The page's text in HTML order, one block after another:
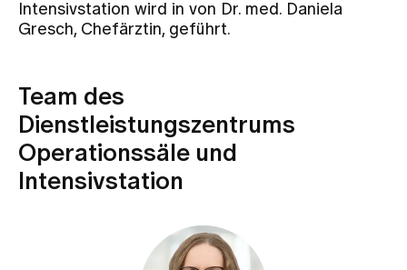
Jobs & Karriere
Babygalerie
Blog
Medien
Publikationen
Team
Kontakt
Intensivstation wird in von Dr. med. Daniela
Gresch, Chefärztin, geführt.
Team des
Dienstleistungszentrums
Operationssäle und
Intensivstation